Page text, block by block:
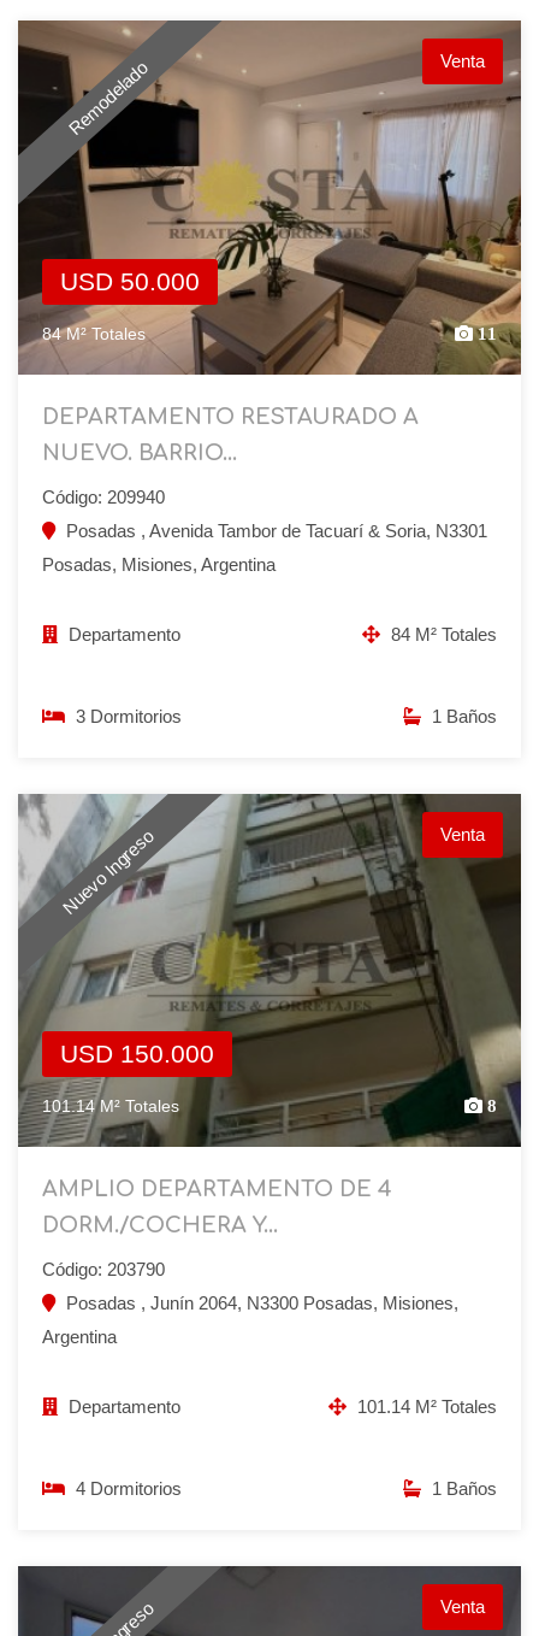
Remodelado Venta
USD 50.000
84 M² Totales 11
DEPARTAMENTO RESTAURADO A
NUEVO. BARRIO...
Código: 209940
Posadas , Avenida Tambor de Tacuarí & Soria, N3301
Posadas, Misiones, Argentina
Departamento 84 M² Totales
3 Dormitorios 1 Baños
Nuevo Ingreso Venta
USD 150.000
101.14 M² Totales 8
AMPLIO DEPARTAMENTO DE 4
DORM./COCHERA Y...
Código: 203790
Posadas , Junín 2064, N3300 Posadas, Misiones,
Argentina
Departamento 101.14 M² Totales
4 Dormitorios 1 Baños
Venta